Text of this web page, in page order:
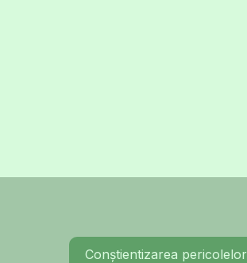
Conștientizarea pericolelor